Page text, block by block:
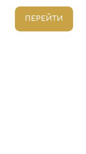
ПЕРЕЙТИ